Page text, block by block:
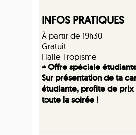
INFOS PRATIQUES
À partir de 19h30
Gratuit
Halle Tropisme
+ Offre spéciale étudiants
Sur présentation de ta
étudiante, profite de prix
toute la soirée !